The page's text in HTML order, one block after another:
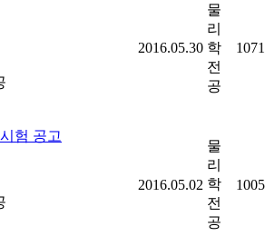
2016.05.30
물
리
학
전
공
1071
험 공고
2016.05.02
물
리
학
전
공
1005